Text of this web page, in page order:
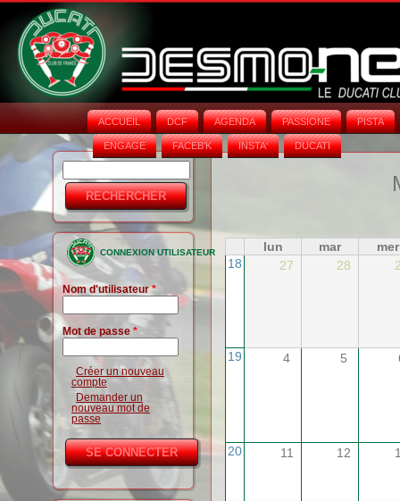
ACCUEIL DCF AGENDA PASSIONE PISTA
ENGAGE FACEB'K INSTA‘ DUCATI
Formulaire
de
recherche
CONNEXION UTILISATEUR
Nom d'utilisateur*
Mot de passe *
Créer un nouveau
compte
Demander un
nouveau mot de
passe
lun mar
mer
18
27 28
19 4 5
20 11 12